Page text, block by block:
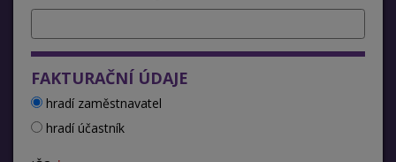
FAKTURAČNÍ ÚDAJE
hradí zaměstnavatel
hradí účastník